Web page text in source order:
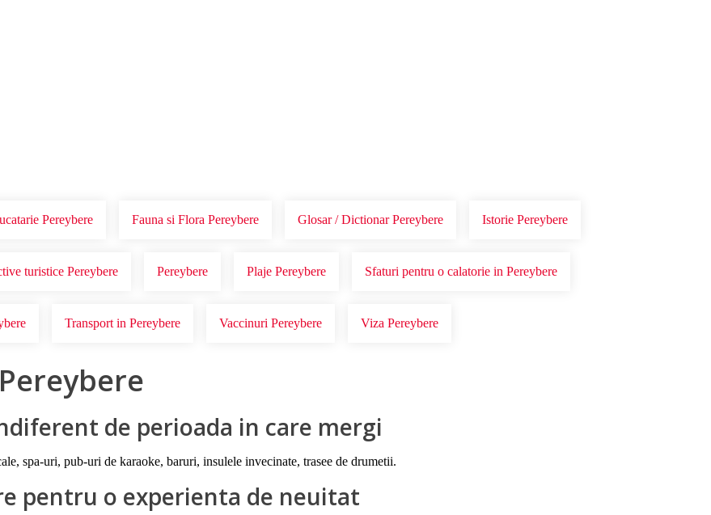
Pereybere Fauna si Flora Pereybere Glosar / Dictionar Pereybere Istorie Pereybere
turistice Pereybere Pereybere Plaje Pereybere Sfaturi pentru o calatorie in Pereybere
Transport in Pereybere Vaccinuri Pereybere Viza Pereybere
de perioada in care mergi
spa-uri, pub-uri de karaoke, baruri, insulele invecinate, trasee de drumetii.
pentru o experienta de neuitat